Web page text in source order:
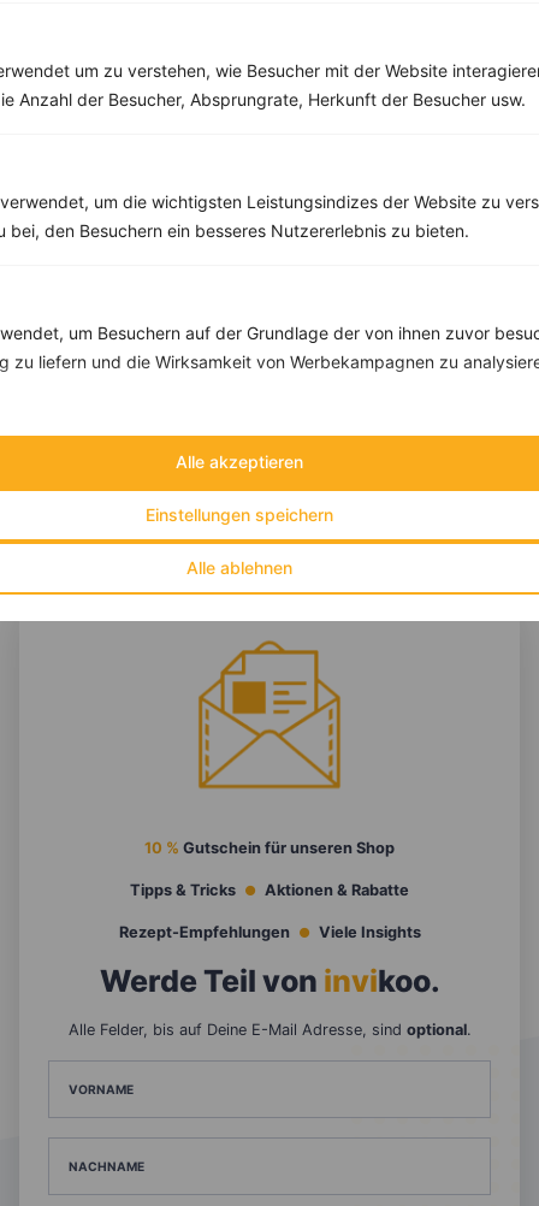
um zu verstehen, wie Besucher mit der Website
Anzahl der Besucher, Absprungrate, Herkunft der Besucher usw.
um die wichtigsten Leistungsindizes der Website zu
bei, den Besuchern ein besseres Nutzererlebnis zu bieten.
um Besuchern auf der Grundlage der von ihnen zuvor
zu liefern und die Wirksamkeit von Werbekampagnen zu
Alle ablehnen
Einstellungen speichern
Alle akzeptieren
‹ ›
Fett:10 g
Eiweiß:25 g
10 % Gutschein für unseren Shop
Tipps & Tricks Aktionen & Rabatte
Rezept-Empfehlungen Viele Insights
Werde Teil von invikoo.
Alle Felder, bis auf Deine E-Mail Adresse, sind optional.
VORNAME
NACHNAME